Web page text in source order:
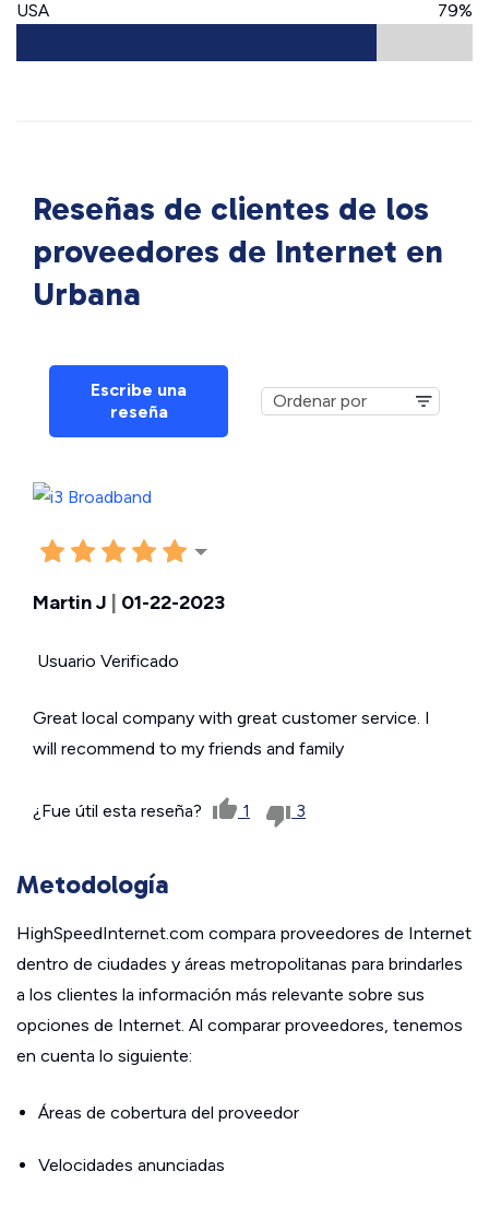
USA 79%
Reseñas de clientes de los
proveedores de Internet en
Urbana
Escribe una
reseña
Martin J 01-22-2023
Usuario Verificado
Great local company with great customer service. I
will recommend to my friends and family
¿Fue útil esta reseña? 1 3
Metodología
HighSpeedInternet.com compara proveedores de Internet
dentro de ciudades y áreas metropolitanas para brindarles
a los clientes la información más relevante sobre sus
opciones de Internet. Al comparar proveedores, tenemos
en cuenta lo siguiente:
Áreas de cobertura del proveedor
Velocidades anunciadas